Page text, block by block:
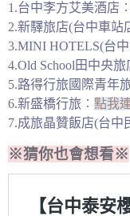
1.台中李方艾美酒店 ︰
2.新驛旅店(台中車站
3.MINI HOTELS(台
4.Old School田中央旅
5.路得行旅國際青年
6.新盛橋行旅 ︰ 點我
7.成旅晶贊飯店(台中
※猜你也會想看※